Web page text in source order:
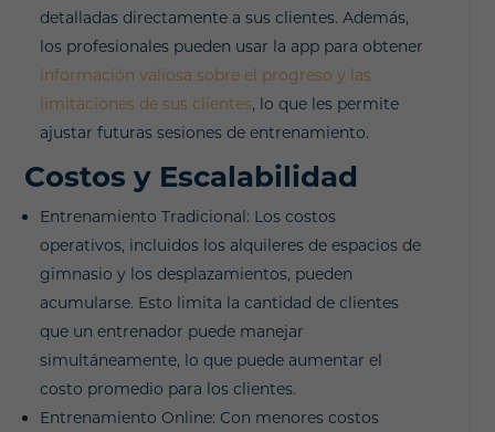
detalladas directamente a sus clientes. Además,
los profesionales pueden usar la app para obtener
información valiosa sobre el progreso y las
limitaciones de sus clientes, lo que les permite
ajustar futuras sesiones de entrenamiento.
Costos y Escalabilidad
Entrenamiento Tradicional: Los costos
operativos, incluidos los alquileres de espacios de
gimnasio y los desplazamientos, pueden
acumularse. Esto limita la cantidad de clientes
que un entrenador puede manejar
simultáneamente, lo que puede aumentar el
costo promedio para los clientes.
Entrenamiento Online: Con menores costos